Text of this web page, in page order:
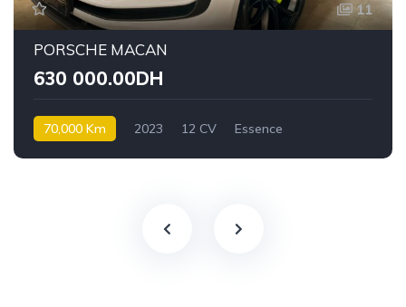
11
PORSCHE MACAN
630 000.00DH
70,000 Km 2023 12 CV Essence